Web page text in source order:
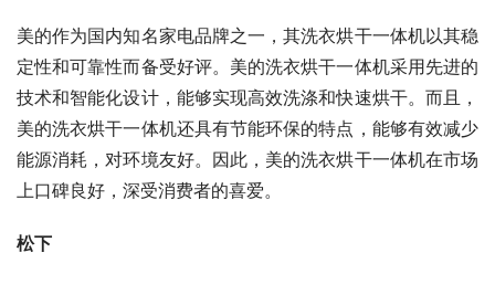
美的作为国内知名家电品牌之一，其洗衣烘干一体机以其稳
定性和可靠性而备受好评。美的洗衣烘干一体机采用先进的
技术和智能化设计，能够实现高效洗涤和快速烘干。而且，
美的洗衣烘干一体机还具有节能环保的特点，能够有效减少
能源消耗，对环境友好。因此，美的洗衣烘干一体机在市场
上口碑良好，深受消费者的喜爱。
松下